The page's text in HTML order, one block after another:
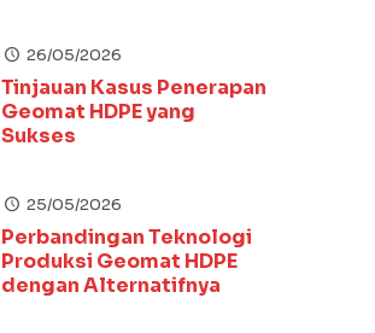
26/05/2026
Tinjauan Kasus Penerapan
Geomat HDPE yang
Sukses
25/05/2026
Perbandingan Teknologi
Produksi Geomat HDPE
dengan Alternatifnya